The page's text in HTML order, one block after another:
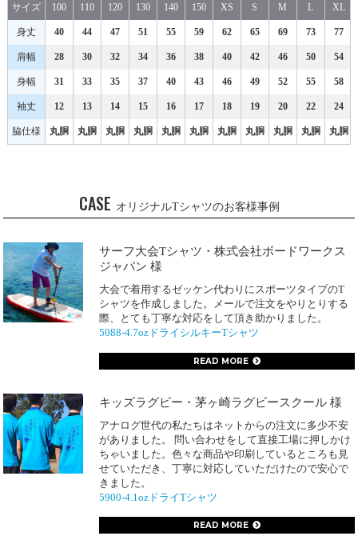
サイズ 100 110 120 130 140 150 XS S M L XL
身丈 40 44 47 51 55 59 62 65 69 73 77
肩幅 28 30 32 34 36 38 40 42 46 50 54
身幅 31 33 35 37 40 43 46 49 52 55 58
袖丈 12 13 14 15 16 17 18 19 20 22 24
脇仕様 丸胴 丸胴 丸胴 丸胴 丸胴 丸胴 丸胴 丸胴 丸胴 丸胴 丸胴
CASE オリジナルTシャツのお客様事例
サーフ大会Tシャツ・株式会社ボードワークス
ジャパン 様
大会で着用するゼッケン代わりにスポーツタイプのT
シャツを作成しました。メールで注文をやりとりする
際、とても丁寧な対応をして頂き助かりました。
5088-4.7ozドライシルキーTシャツ
READ MORE
キッズラグビー・茅ヶ崎ラグビースクール 様
アナログ世代の私たちはネットからの注文に多少不安
がありました。 問い合わせをして直接工場に押しかけ
ちゃいました。色々な商品や印刷しているところも見
せていただき、丁寧に対応していただけたので安心で
きました。
5900-4.1ozドライTシャツ
READ MORE